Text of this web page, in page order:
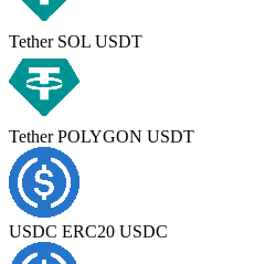
Tether SOL USDT
Tether POLYGON USDT
USDC ERC20 USDC